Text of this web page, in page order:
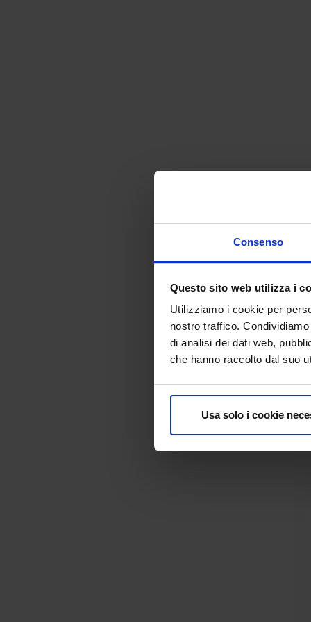
Consenso
Questo sito web utilizza i
Utilizziamo i cookie per
nostro traffico.
di analisi dei dati web,
che hanno raccolto dal suo
Usa solo i cookie